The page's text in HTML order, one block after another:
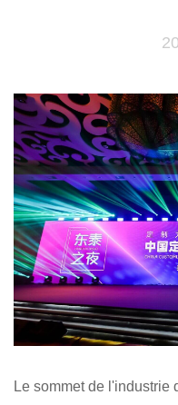
Le sommet de l'industrie